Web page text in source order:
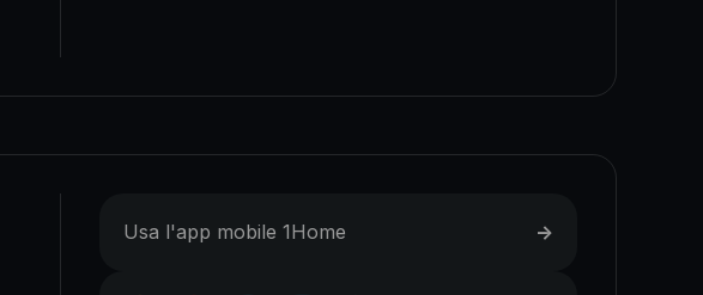
Usa l'app mobile 1Home ->